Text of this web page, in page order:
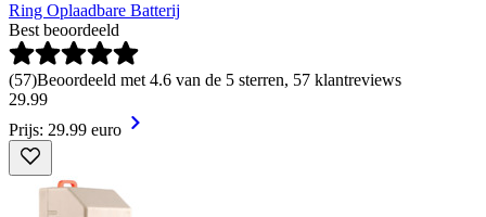
Ring Oplaadbare Batterij
Best beoordeeld
(57)Beoordeeld met 4.6 van de 5 sterren, 57 klantreviews
29.99
Prijs: 29.99 euro